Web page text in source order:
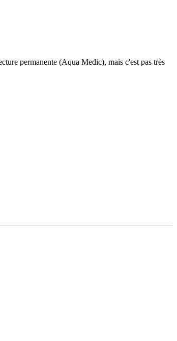
permanente (Aqua Medic), mais c'est pas très